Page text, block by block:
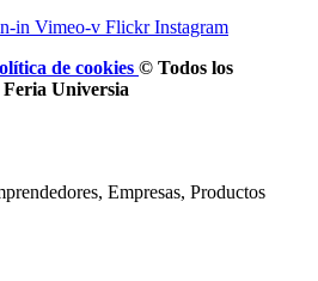
in Vimeo-v Flickr Instagram
de cookies © Todos los
Feria Universia
Empresas, Productos